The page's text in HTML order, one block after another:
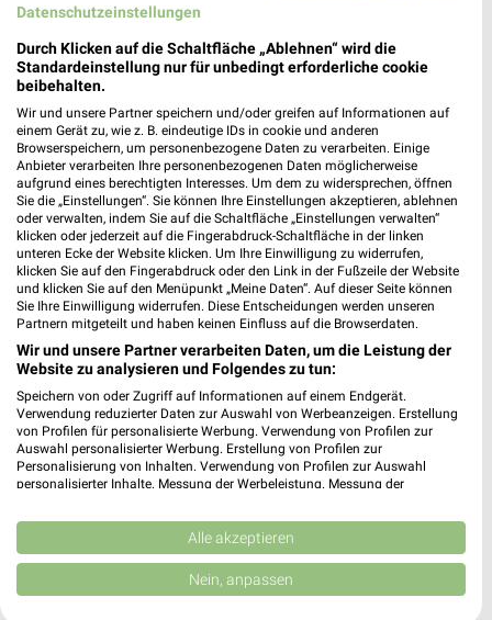
Highlight Concerts Prospekte und Angebote
HKL BAUMASCHINEN Prospekte & Angebote für
Rostock
HOLTEX Online Prospekt für Gägelow/Wismar
Hugo Pfohe Filialen & Öffnungszeiten für
Schwerin
Höffner Katalog und Prospekte für Rostock
Datenschutzeinstellungen
Durch Klicken auf die Schaltfläche „Ablehnen“ wird die
Standardeinstellung nur für unbedingt erforderliche cookie
beibehalten.
Wir und unsere Partner speichern und/oder greifen auf Informationen auf
einem Gerät zu, wie z. B. eindeutige IDs in cookie und anderen
Browserspeichern, um personenbezogene Daten zu verarbeiten. Einige
Anbieter verarbeiten Ihre personenbezogenen Daten möglicherweise
aufgrund eines berechtigten Interesses. Um dem zu widersprechen, öffnen
Sie die „Einstellungen“. Sie können Ihre Einstellungen akzeptieren, ablehnen
oder verwalten, indem Sie auf die Schaltfläche „Einstellungen verwalten“
klicken oder jederzeit auf die Fingerabdruck-Schaltfläche in der linken
unteren Ecke der Website klicken. Um Ihre Einwilligung zu widerrufen,
klicken Sie auf den Fingerabdruck oder den Link in der Fußzeile der Website
und klicken Sie auf den Menüpunkt „Meine Daten“. Auf dieser Seite können
Sie Ihre Einwilligung widerrufen. Diese Entscheidungen werden unseren
Partnern mitgeteilt und haben keinen Einfluss auf die Browserdaten.
Wir und unsere Partner verarbeiten Daten, um die Leistung der
Website zu analysieren und Folgendes zu tun:
Speichern von oder Zugriff auf Informationen auf einem Endgerät.
Verwendung reduzierter Daten zur Auswahl von Werbeanzeigen. Erstellung
von Profilen für personalisierte Werbung. Verwendung von Profilen zur
Auswahl personalisierter Werbung. Erstellung von Profilen zur
Personalisierung von Inhalten. Verwendung von Profilen zur Auswahl
personalisierter Inhalte. Messung der Werbeleistung. Messung der
Kombinationen von Daten aus verschiedenen Quellen. Entwicklung und
Verbesserung der Angebote. Verwendung reduzierter Daten zur Auswahl
von Inhalten.
Daten können außerhalb der Europäischen Union weitergegeben und in die
Alle akzeptieren
Nein, anpassen